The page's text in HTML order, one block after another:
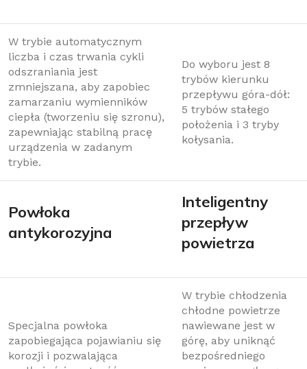
W trybie automatycznym
liczba i czas trwania cykli
odszraniania jest
zmniejszana, aby zapobiec
zamarzaniu wymienników
ciepła (tworzeniu się szronu),
zapewniając stabilną pracę
urządzenia w zadanym
trybie.
Do wyboru jest 8
trybów kierunku
przepływu góra-dół:
5 trybów stałego
położenia i 3 tryby
kołysania.
Powłoka
antykorozyjna
Inteligentny
przepływ
powietrza
Specjalna powłoka
zapobiegająca pojawianiu się
korozji i pozwalająca
W trybie chłodzenia
chłodne powietrze
nawiewane jest w
górę, aby uniknąć
bezpośredniego